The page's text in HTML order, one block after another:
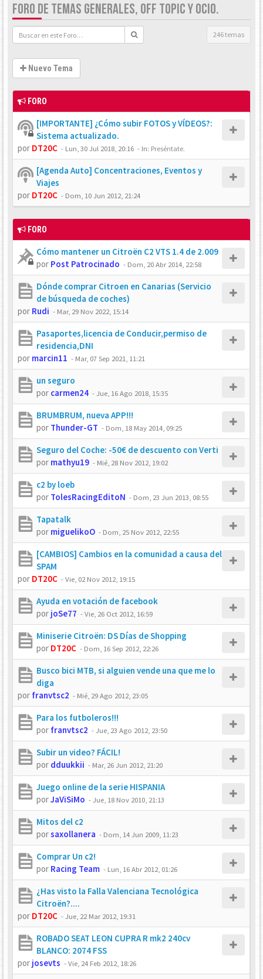
FORO DE TEMAS GENERALES, OFF TOPIC Y OCIO.
246 temas
Nuevo Tema
FORO
[IMPORTANTE] ¿Cómo subir FOTOS y VÍDEOS?:
Sistema actualizado.
por DT20C - Lun, 30 Jul 2018, 20:16 - In: Preséntate.
[Agenda Auto] Concentraciones, Eventos y
Viajes
por DT20C - Dom, 10 Jun 2012, 21:24
FORO
Cómo mantener un Citroën C2 VTS 1.4 de 2.009
por Post Patrocinado - Dom, 20 Abr 2014, 22:58
Dónde comprar Citroen en Canarias (Servicio
de búsqueda de coches)
por Rudi - Mar, 29 Nov 2022, 15:14
Pasaportes,licencia de Conducir,permiso de
residencia,DNI
por marcin11 - Mar, 07 Sep 2021, 11:21
un seguro
por carmen24 -Jue, 16 Ago 2018, 15:35
BRUMBRUM, nueva APP!!!
por Thunder-GT - Dom, 18 May 2014, 09:25
Seguro del Coche: -50€ de descuento con Verti
por mathyu19 - Mié, 28 Nov 2012, 19:02
c2 by loeb
por TolesRacingEditoN - Dom, 23 Jun 2013, 08:55
Tapatalk
por miguelikoO - Dom, 25 Nov 2012, 22:55
[CAMBIOS] Cambios en la comunidad a causa del
SPAM
por DT20C -Vie, 02 Nov 2012, 19:15
Ayuda en votación de facebook
por joSe77 -Vie, 26 Oct 2012, 16:59
Miniserie Citroën: DS Días de Shopping
por DT20C - Dom, 16 Sep 2012, 22:26
Busco bici MTB, si alguien vende una que me lo
diga
por franvtsc2 - Mié, 29 Ago 2012, 23:05
Para los futboleros!!!
por franvtsc2 -Jue, 23 Ago 2012, 23:50
Subir un video? FÁCIL!
por dduukkii - Mar, 26 Jun 2012, 21:20
Juego online de la serie HISPANIA
porJaViSiMo -Jue, 18 Nov 2010, 21:13
Mitos del c2
porsaxollanera - Dom, 14 Jun 2009, 11:23
Comprar Un c2!
por Racing Team - Lun, 16 Abr 2012, 01:26
¿Has visto la Falla Valenciana Tecnológica
Citroën?....
por DT20C -Jue, 22 Mar 2012, 19:31
ROBADO SEAT LEON CUPRA R mk2 240cv
BLANCO: 2074 FSS
por josevts -Vie, 24 Feb 2012, 18:26